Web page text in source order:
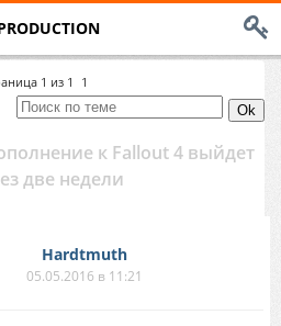
1 из 1 1
к Fallout 4 выйдет
две недели
Hardtmuth
05.05.2016 в 11:21